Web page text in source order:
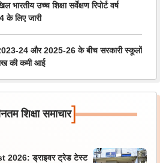
उच्च शिक्षा सर्वेक्षण रिपोर्ट वर्ष
लिए जारी
24 और 2025-26 के बीच सरकारी स्कूलों
की कमी आई
शिक्षा समाचार]
2026: ड्राइवर ट्रेड टेस्ट